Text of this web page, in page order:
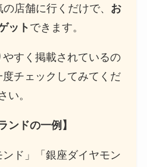
店舗に行くだけで、 お
ットできます。
すく掲載されているの
チェックしてみてくだ
い。
ンドの一例】
ンド」「銀座ダイヤモン